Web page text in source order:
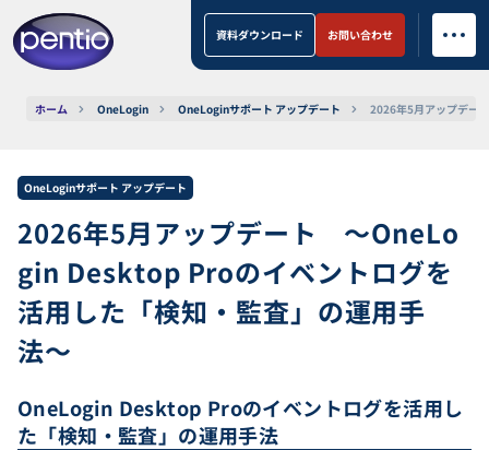
資料ダウンロード お問い合わせ
ホーム OneLogin OneLoginサポート アップデート 2026年5月アップデー
OneLoginサポート アップデート
2026年5月アップデート 〜OneLo
gin Desktop Proのイベントログを
活用した「検知・監査」の運用手
法〜
OneLogin Desktop Proのイベントログを活用し
た「検知・監査」の運用手法